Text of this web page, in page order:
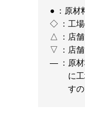
● ： 原材
◇ ： 工
△
： 店
▽
： 店
― ： 原
に
す